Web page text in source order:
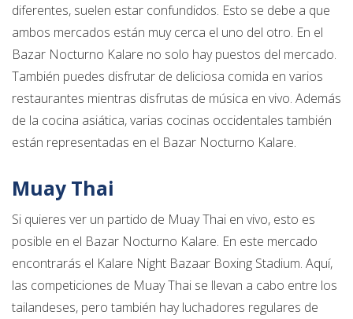
diferentes, suelen estar confundidos. Esto se debe a que
ambos mercados están muy cerca el uno del otro. En el
Bazar Nocturno Kalare no solo hay puestos del mercado.
También puedes disfrutar de deliciosa comida en varios
restaurantes mientras disfrutas de música en vivo. Además
de la cocina asiática, varias cocinas occidentales también
están representadas en el Bazar Nocturno Kalare.
Muay Thai
Si quieres ver un partido de Muay Thai en vivo, esto es
posible en el Bazar Nocturno Kalare. En este mercado
encontrarás el Kalare Night Bazaar Boxing Stadium. Aquí,
las competiciones de Muay Thai se llevan a cabo entre los
tailandeses, pero también hay luchadores regulares de